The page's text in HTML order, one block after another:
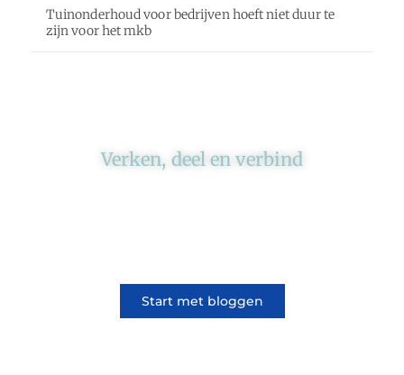
Tuinonderhoud voor bedrijven hoeft niet duur te
zijn voor het mkb
Verken, deel en verbind
Start met bloggen